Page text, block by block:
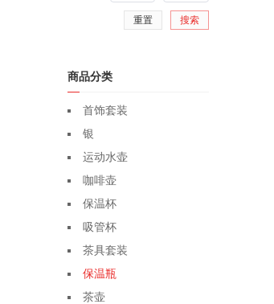
重置 搜索
商品分类
首饰套装
银
运动水壶
咖啡壶
保温杯
吸管杯
茶具套装
保温瓶
茶壶